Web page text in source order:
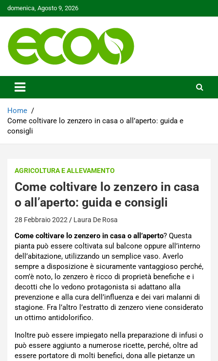
Skip
to
domenica, Agosto 9, 2026
Ecoo.it
Home
Come coltivare lo zenzero in casa o all’aperto: guida e
consigli
AGRICOLTURA E ALLEVAMENTO
Come coltivare lo zenzero in casa
o all’aperto: guida e consigli
28 Febbraio 2022 Laura De Rosa
Come coltivare lo zenzero in casa o all’aperto? Questa
pianta può essere coltivata sul balcone oppure all’interno
dell’abitazione, utilizzando un semplice vaso. Averlo
sempre a disposizione è sicuramente vantaggioso perché,
com’è noto, lo zenzero è ricco di proprietà benefiche e i
decotti che lo vedono protagonista si adattano alla
prevenzione e alla cura dell’influenza e dei vari malanni di
stagione. Fra l’altro l’estratto di zenzero viene considerato
un ottimo antidolorifico.
Inoltre può essere impiegato nella preparazione di infusi o
può essere aggiunto a numerose ricette, perché, oltre ad
essere portatore di molti benefici, dona alle pietanze un